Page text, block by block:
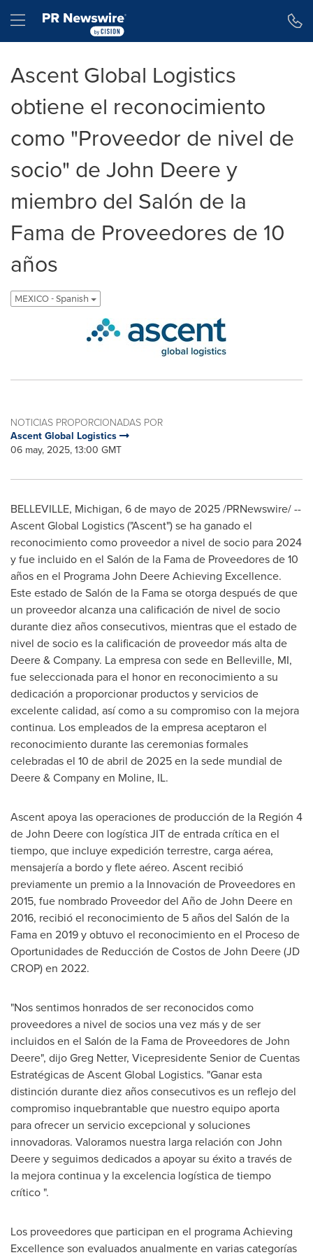
Hamburger menu
Ascent Global Logistics
obtiene el reconocimiento
como "Proveedor de nivel de
socio" de John Deere y
miembro del Salón de la
Fama de Proveedores de 10
años
MEXICO - Spanish
NOTICIAS PROPORCIONADAS POR
Ascent Global Logistics
06 may, 2025, 13:00 GMT
BELLEVILLE, Michigan, 6 de mayo de 2025/PRNewswire/ --
Ascent Global Logistics ("Ascent") se ha ganado el
reconocimiento como proveedor a nivel de socio para 2024
y fue incluido en el Salón de la Fama de Proveedores de 10
años en el Programa John Deere Achieving Excellence.
Este estado de Salón de la Fama se otorga después de que
un proveedor alcanza una calificación de nivel de socio
durante diez años consecutivos, mientras que el estado de
nivel de socio es la calificación de proveedor más alta de
Deere & Company. La empresa con sede en Belleville, MI,
fue seleccionada para el honor en reconocimiento a su
dedicación a proporcionar productos y servicios de
excelente calidad, así como a su compromiso con la mejora
continua. Los empleados de la empresa aceptaron el
reconocimiento durante las ceremonias formales
celebradas el 10 de abril de 2025 en la sede mundial de
Deere & Company en Moline, IL.
Ascent apoya las operaciones de producción de la Región 4
de John Deere con logísticaJIT deentrada crítica en el
tiempo, que incluye expedición terrestre, carga aérea,
mensajería a bordo y flete aéreo. Ascent recibió
previamente un premio a la Innovación de Proveedores en
2015, fue nombrado Proveedor del Año de John Deere en
2016, recibió el reconocimiento de 5 años del Salón de la
Fama en 2019 y obtuvo el reconocimiento en el Proceso de
Oportunidades de Reducción de Costos de John Deere (JD
CROP) en 2022.
"Nos sentimos honrados de ser reconocidos como
proveedores a nivel de socios una vez más y de ser
incluidos en el Salón de la Fama de Proveedores de John
Deere", dijoGreg Netter, Vicepresidente Senior de Cuentas
Estratégicas de Ascent Global Logistics. "Ganar esta
distinción durante diez años consecutivos es un reflejo del
compromiso inquebrantable que nuestro equipo aporta
para ofrecer un servicio excepcional y soluciones
innovadoras. Valoramos nuestra larga relación con John
Deere y seguimos dedicados a apoyar su éxito a través de
la mejora continua y la excelencia logística de tiempo
crítico ".
Los proveedores que participan en el programa Achieving
Excellence son evaluados anualmente en varias categorías